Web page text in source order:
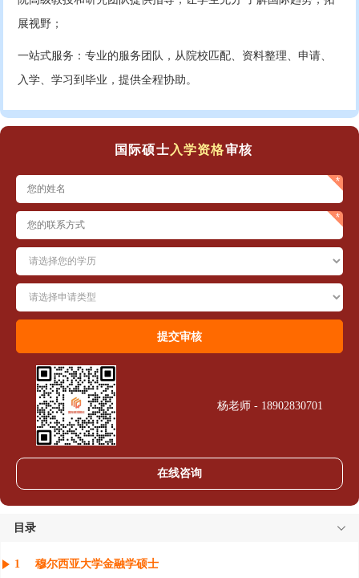
展视野；
一站式服务：专业的服务团队，从院校匹配、资料整理、申请、
入学、学习到毕业，提供全程协助。
国际硕士 入学资格审核
杨老师 - 18902830701
在线咨询
目录
1 穆尔西亚大学金融学硕士